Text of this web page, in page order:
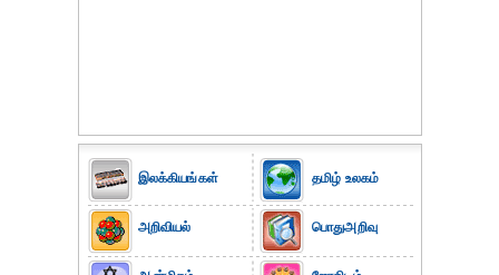
இலக்கியங்கள்
அறிவியல்
தமிழ் உலகம்
பொதுஅறிவு